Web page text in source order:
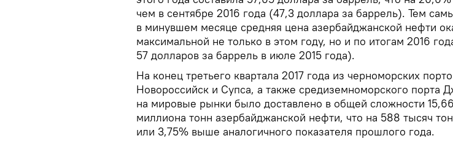
чем в сентябре 2016 года (47,3 доллара за баррель). Тем
в минувшем месяце средняя цена азербайджанской нефти
максимальной не только в этом году, но и по итогам 2016
57 долларов за баррель в июле 2015 года).
На конец третьего квартала 2017 года из черноморских
Новороссийск и Супса, а также средиземноморского порта
на мировые рынки было доставлено в общей сложности
миллиона тонн азербайджанской нефти, что на 588 тысяч
или 3,75% выше аналогичного показателя прошлого года.